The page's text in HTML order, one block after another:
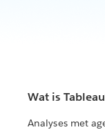
Wat is
Analyses met